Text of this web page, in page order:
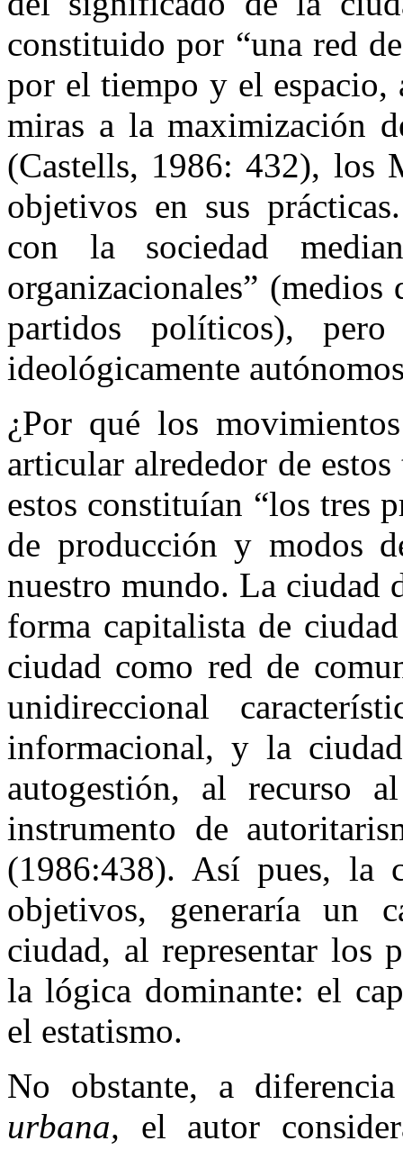
constituido por “una red
por el tiempo y el espacio,
miras a la maximización
(Castells, 1986: 432), los
objetivos en sus
con la sociedad
organizacionales”
partidos políticos), pero
ideológicamente
¿Por qué los
articular alrededor de
estos constituían “los tres
de producción y modos
nuestro mundo. La ciudad
forma capitalista de
ciudad como red de
unidireccional
informacional, y la
autogestión, al recurso
instrumento de
(1986:438). Así pues, la
objetivos, generaría un
ciudad, al representar los
la lógica dominante: el
el estatismo.
No obstante, a
urbana, el autor